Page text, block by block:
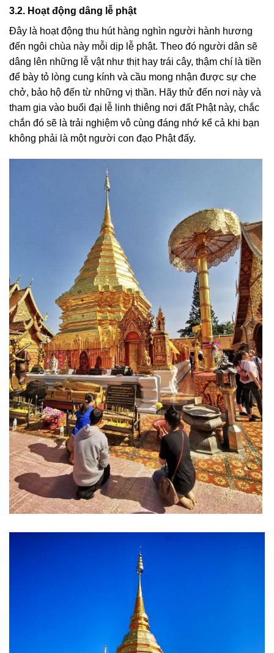
3.2. Hoạt động dâng lễ phật
Đây là hoạt động thu hút hàng nghìn người hành hương
đến ngôi chùa này mỗi dịp lễ phật. Theo đó người dân sẽ
dâng lên những lễ vật như thịt hay trái cây, thậm chí là tiền
để bày tỏ lòng cung kính và cầu mong nhận được sự che
chở, bảo hộ đến từ những vị thần. Hãy thử đến nơi này và
tham gia vào buổi đại lễ linh thiêng nơi đất Phật này, chắc
chắn đó sẽ là trải nghiệm vô cùng đáng nhớ kể cả khi bạn
không phải là một người con đạo Phật đấy.